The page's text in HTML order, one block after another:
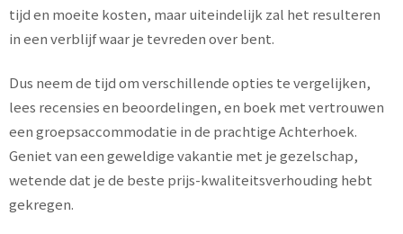
tijd en moeite kosten, maar uiteindelijk zal het resulteren
in een verblijf waar je tevreden over bent.
Dus neem de tijd om verschillende opties te vergelijken,
lees recensies en beoordelingen, en boek met vertrouwen
een groepsaccommodatie in de prachtige Achterhoek.
Geniet van een geweldige vakantie met je gezelschap,
wetende dat je de beste prijs-kwaliteitsverhouding hebt
gekregen.